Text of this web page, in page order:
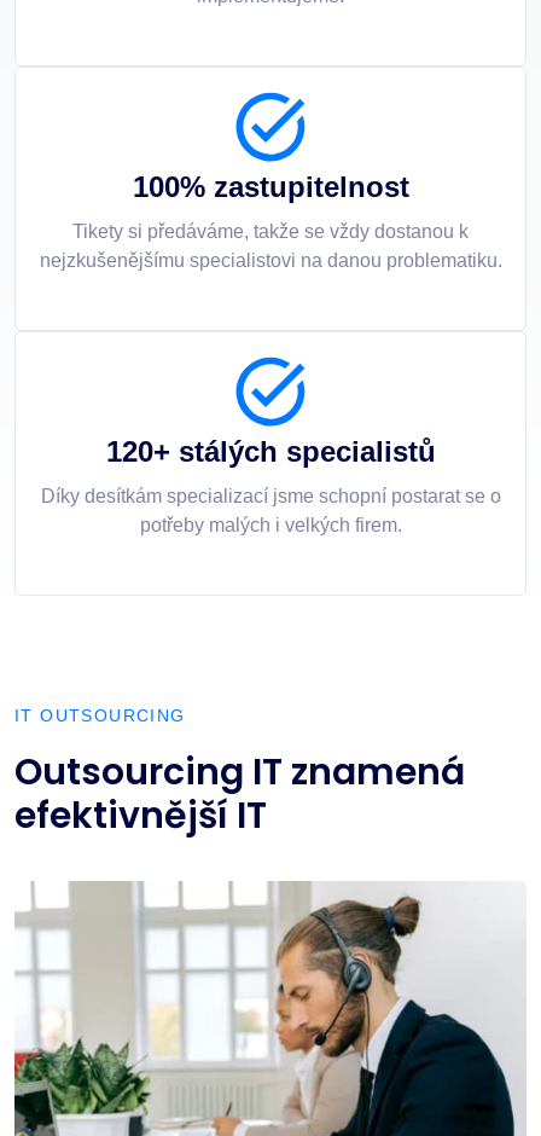
100% zastupitelnost
Tikety si předáváme, takže se vždy dostanou k
nejzkušenějšímu specialistovi na danou problematiku.
120+ stálých specialistů
Díky desítkám specializací jsme schopní postarat se o
potřeby malých i velkých firem.
IT OUTSOURCING
Outsourcing IT znamená
efektivnější IT